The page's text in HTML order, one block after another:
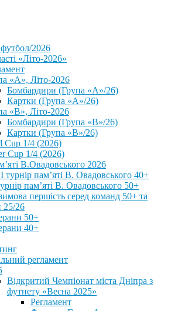
2026
«Літо-2026»
«А», Літо-2026
Бомбардири (Група «А»/26)
Картки (Група «А»/26)
«В», Літо-2026
Бомбардири (Група «В»/26)
Картки (Група «В»/26)
Cup 1/4 (2026)
Cup 1/4 (2026)
В.Овадовського 2026
турнір пам’яті В. Овадовського 40+
пам’яті В. Овадовського 50+
першість серед команд 50+ та
25/26
50+
40+
регламент
Відкритий Чемпіонат міста Дніпра з
футнету «Весна 2025»
Регламент